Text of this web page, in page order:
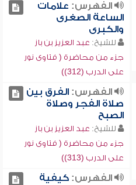
الفهرس: علامات
الساعة الصغرى
والكبرى
للشيخ: عبد العزيز بن باز
جزء من محاضرة ( فتاوى نور
على الدرب (312))
الفهرس:الفرق بين
صلاة الفجر وصلاة
الصبح
للشيخ: عبد العزيز بن باز
جزء من محاضرة ( فتاوى نور
على الدرب (313))
الفهرس:كيفية